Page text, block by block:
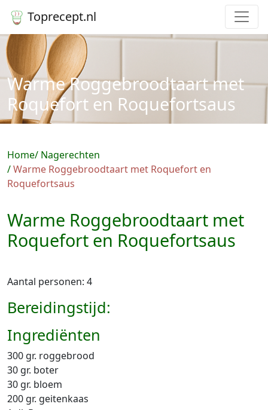
Toprecept.nl
Warme Roggebroodtaart met
Roquefort en Roquefortsaus
Home Nagerechten
Warme Roggebroodtaart met Roquefort en
Roquefortsaus
Warme Roggebroodtaart met
Roquefort en Roquefortsaus
Aantal personen: 4
Bereidingstijd:
Ingrediënten
300 gr. roggebrood
30 gr. boter
30 gr. bloem
200 gr. geitenkaas